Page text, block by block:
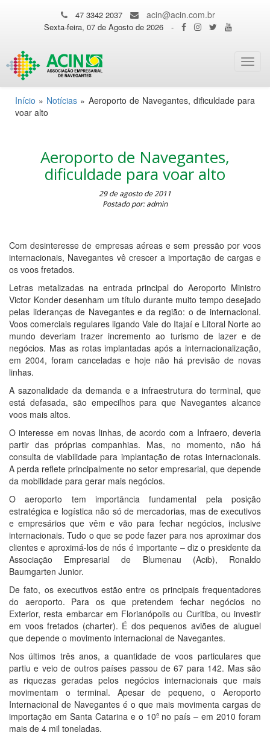
47 3342 2037 acin@acin.com.br
Sexta-feira, 07 de Agosto de 2026 -
Início » Notícias » Aeroporto de Navegantes, dificuldade para
voar alto
Aeroporto de Navegantes,
dificuldade para voar alto
29 de agosto de 2011
Postado por: admin
Com desinteresse de empresas aéreas e sem pressão por voos
internacionais, Navegantes vê crescer a importação de cargas e
os voos fretados.
Letras metalizadas na entrada principal do Aeroporto Ministro
Victor Konder desenham um título durante muito tempo desejado
pelas lideranças de Navegantes e da região: o de internacional.
Voos comerciais regulares ligando Vale do Itajaí e Litoral Norte ao
mundo deveriam trazer incremento ao turismo de lazer e de
negócios. Mas as rotas implantadas após a internacionalização,
em 2004, foram canceladas e hoje não há previsão de novas
linhas.
A sazonalidade da demanda e a infraestrutura do terminal, que
está defasada, são empecilhos para que Navegantes alcance
voos mais altos.
O interesse em novas linhas, de acordo com a Infraero, deveria
partir das próprias companhias. Mas, no momento, não há
consulta de viabilidade para implantação de rotas internacionais.
A perda reflete principalmente no setor empresarial, que depende
da mobilidade para gerar mais negócios.
O aeroporto tem importância fundamental pela posição
estratégica e logística não só de mercadorias, mas de executivos
e empresários que vêm e vão para fechar negócios, inclusive
internacionais. Tudo o que se pode fazer para nos aproximar dos
clientes e aproximá-los de nós é importante – diz o presidente da
Associação Empresarial de Blumenau (Acib), Ronaldo
Baumgarten Junior.
De fato, os executivos estão entre os principais frequentadores
do aeroporto. Para os que pretendem fechar negócios no
Exterior, resta embarcar em Florianópolis ou Curitiba, ou investir
em voos fretados (charter). É dos pequenos aviões de aluguel
que depende o movimento internacional de Navegantes.
Nos últimos três anos, a quantidade de voos particulares que
partiu e veio de outros países passou de 67 para 142. Mas são
as riquezas geradas pelos negócios internacionais que mais
movimentam o terminal. Apesar de pequeno, o Aeroporto
Internacional de Navegantes é o que mais movimenta cargas de
importação em Santa Catarina e o 10º no país – em 2010 foram
mais de 4 mil toneladas.